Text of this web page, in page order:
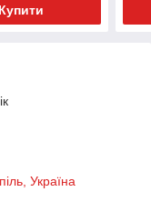
Купити
Україна